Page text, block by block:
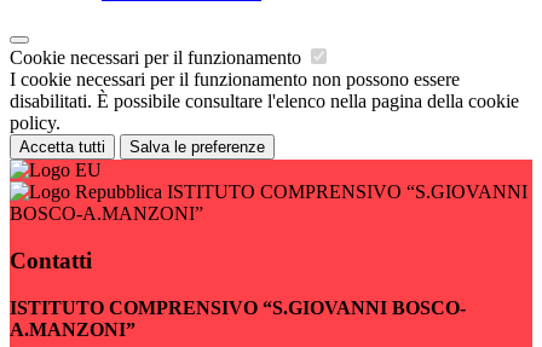
Cookie necessari per il funzionamento
I cookie necessari per il funzionamento non possono essere
disabilitati. È possibile consultare l'elenco nella pagina della cookie
policy.
Accetta tutti Salva le preferenze
ISTITUTO COMPRENSIVO “S.GIOVANNI
BOSCO-A.MANZONI”
Contatti
ISTITUTO COMPRENSIVO “S.GIOVANNI BOSCO-
A.MANZONI”